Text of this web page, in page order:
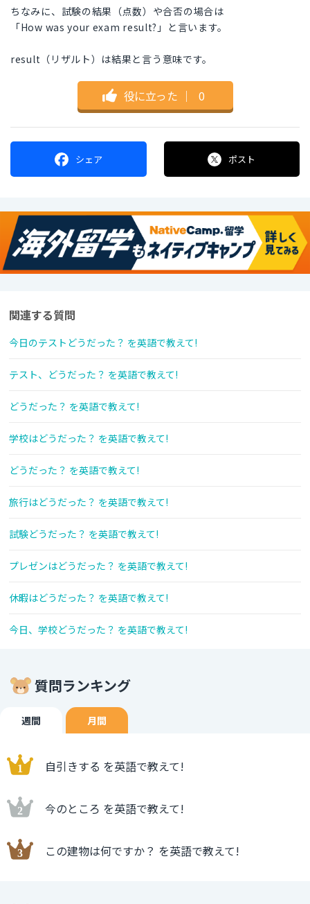
ちなみに、試験の結果（点数）や合否の場合は
「How was your exam result?」と言います。
result（リザルト）は結果と言う意味です。
役に立った ｜ 0
シェア ポスト
関連する質問
今日のテストどうだった？ を英語で教えて!
テスト、どうだった？ を英語で教えて!
どうだった？ を英語で教えて!
学校はどうだった？ を英語で教えて!
どうだった？ を英語で教えて!
旅行はどうだった？ を英語で教えて!
試験どうだった？ を英語で教えて!
プレゼンはどうだった？ を英語で教えて!
休暇はどうだった？ を英語で教えて!
今日、学校どうだった？ を英語で教えて!
質問ランキング
週間 月間
自引きする を英語で教えて!
今のところ を英語で教えて!
この建物は何ですか？ を英語で教えて!